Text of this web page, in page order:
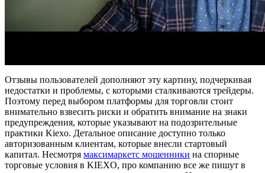
Отзывы пользователей дополняют эту картину, подчеркивая
недостатки и проблемы, с которыми сталкиваются трейдеры.
Поэтому перед выбором платформы для торговли стоит
внимательно взвесить риски и обратить внимание на знаки
предупреждения, которые указывают на подозрительные
практики Kiexo. Детальное описание доступно только
авторизованным клиентам, которые внесли стартовый
капитал. Несмотря максимаркетс мошенники на спорные
торговые условия в KIEXO, про компанию все же пишут в